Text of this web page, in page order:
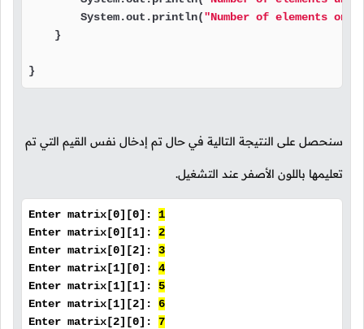
        System.out.println(
"Number of elements on
    }
}
سنحصل على النتيجة التالية في حال تم إدخال نفس القيم التي تم
تعليمها باللون الأصفر عند التشغيل.
Enter matrix[0][0]: 1
Enter matrix[0][1]: 2
Enter matrix[0][2]: 3
Enter matrix[1][0]: 4
Enter matrix[1][1]: 5
Enter matrix[1][2]: 6
Enter matrix[2][0]: 7